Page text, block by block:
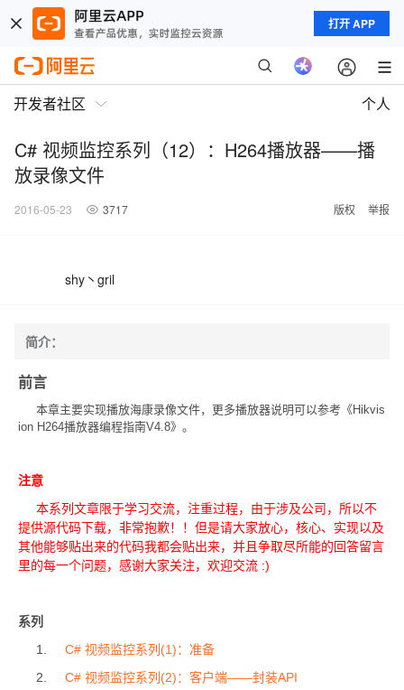
打开 APP
开发者社区 个人
C# 视频监控系列（12）：H264播放器——播
放录像文件
2016-05-23 3717 版权 举报
shy丶gril
简介：
前言
本章主要实现播放海康录像文件，更多播放器说明可以参考《Hikvis
ion H264播放器编程指南V4.8》。
注意
本系列文章限于学习交流，注重过程，由于涉及公司，所以不
提供源代码下载，非常抱歉！！但是请大家放心，核心、实现以及
其他能够贴出来的代码我都会贴出来，并且争取尽所能的回答留言
里的每一个问题，感谢大家关注，欢迎交流 :)
系列
1. C# 视频监控系列(1)：准备
2. C# 视频监控系列(2)：客户端——封装API